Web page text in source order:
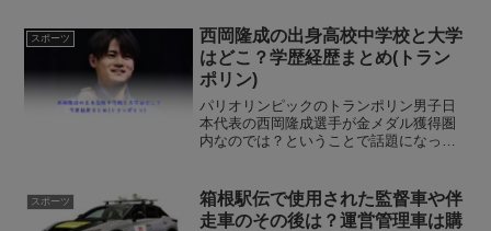
スポーツ
西岡隆成の出身高校中学校と大学
はどこ？学歴経歴まとめ(トラン
ポリン)
パリオリンピックのトランポリン男子日
本代表の西岡隆成選手が金メダル獲得圏
内なのでは？ということで話題になって
ているので、出場枠を勝ち取った西岡隆
成選手が注目されています...
スポーツ
箱根駅伝で使用された監督車や伴
走車のその後は？運営管理車は購